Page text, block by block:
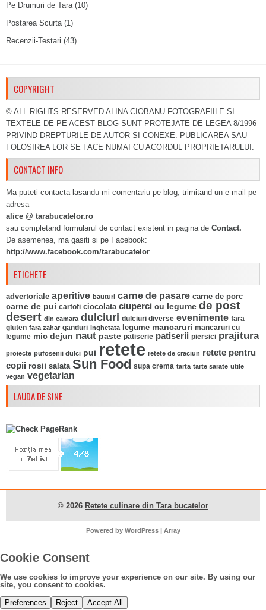
Pe Drumuri de Tara(10)
Postarea Scurta(1)
Recenzii-Testari (43)
COPYRIGHT
© ALL RIGHTS RESERVED ALINA CIOBANU FOTOGRAFIILE SI
TEXTELE DE PE ACEST BLOG SUNT PROTEJATE DE LEGEA 8/1996
PRIVIND DREPTURILE DE AUTOR SI CONEXE. PUBLICAREA SAU
FOLOSIREA LOR SE FACE NUMAI CU ACORDUL PROPRIETARULUI.
CONTACT INFO
Ma puteti contacta lasandu-mi comentariu pe blog, trimitand un e-mail pe
adresa
alice @ tarabucatelor.ro
sau completand formularul de contact existent in pagina de Contact.
De asemenea, ma gasiti si pe Facebook:
http://www.facebook.com/tarabucatelor
ETICHETE
advertoriale aperitive bauturi carne de pasare carne de porc
carne de pui cartofi ciocolata ciuperci cu legume de post
desert din camara dulciuri dulciuri diverse evenimente fara
gluten fara zahar ganduri inghetata legume mancaruri mancaruri cu
legume mic dejun naut paste patiserie patiserii piersici prajitura
proiecte pufosenii dulci pui retete retete de craciun retete pentru
copii rosii salata Sun Food supa crema tarta tarte sarate utile
vegan vegetarian
LAUDA DE SINE
© 2026 Retete culinare din Tara bucatelor
Powered by WordPress| Array